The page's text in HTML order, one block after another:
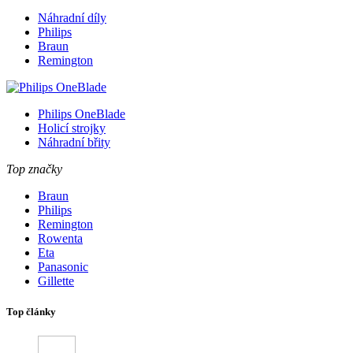
Náhradní díly
Philips
Braun
Remington
Philips OneBlade
Holicí strojky
Náhradní břity
Top značky
Braun
Philips
Remington
Rowenta
Eta
Panasonic
Gillette
Top články